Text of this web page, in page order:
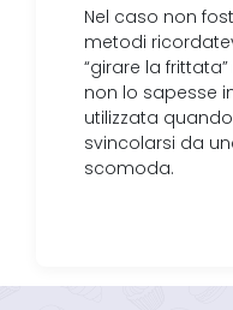
Nel caso non
metodi
“girare la
non lo sapesse
utilizzata
svincolarsi da
scomoda.